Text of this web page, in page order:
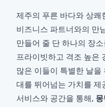
제주의 푸른 바다와 상
비즈니스 파트너와의 만
만들어 줄 단 하나의 장
프라이빗하고 격조 높은
많은 이들이 특별한 날
대를 뛰어넘는 가치를 제
서비스와 공간을 통해,